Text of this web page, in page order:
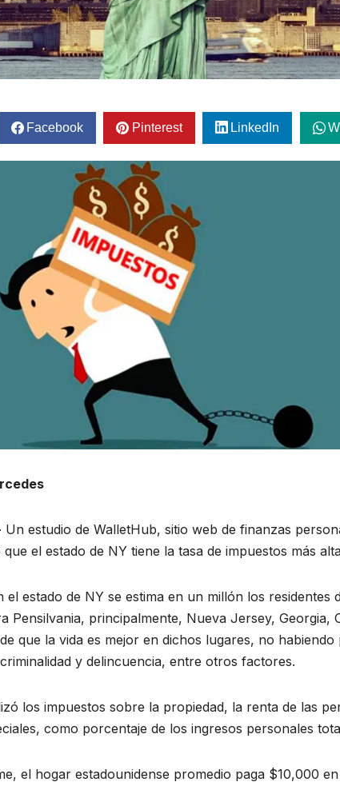
Facebook Pinterest LinkedIn
Un estudio de WalletHub, sitio web de finanzas
el estado de NY tiene la tasa de impuestos más
el estado de NY se estima en un millón los residentes
Pensilvania, principalmente, Nueva Jersey,
que la vida es mejor en dichos lugares, no
y delincuencia, entre otros factores.
los impuestos sobre la propiedad, la renta de las
como porcentaje de los ingresos personales
el hogar estadounidense promedio paga $10,000